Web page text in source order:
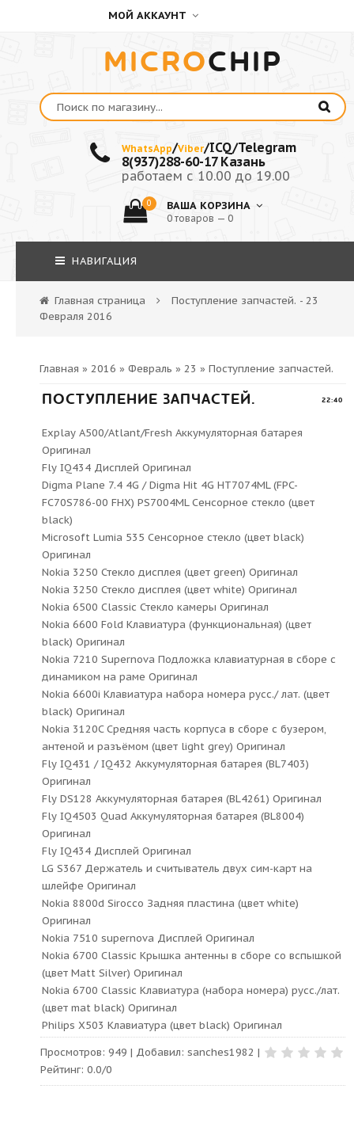
МОЙ АККАУНТ
MICROCHIP
WhatsApp/Viber/ICQ/Telegram
8(937)288-60-17 Казань
работаем с 10.00 до 19.00
0 ВАША КОРЗИНА
0 товаров — 0
НАВИГАЦИЯ
Главная страница
Поступление запчастей. - 23
Февраля 2016
Главная » 2016 » Февраль » 23 » Поступление запчастей.
22:40
ПОСТУПЛЕНИЕ ЗАПЧАСТЕЙ.
Explay A500/Atlant/Fresh Аккумуляторная батарея
Оригинал
Fly IQ434 Дисплей Оригинал
Digma Plane 7.4 4G / Digma Hit 4G HT7074ML (FPC-
FC70S786-00 FHX) PS7004ML Сенсорное стекло (цвет
black)
Microsoft Lumia 535 Сенсорное стекло (цвет black)
Оригинал
Nokia 3250 Стекло дисплея (цвет green) Оригинал
Nokia 3250 Стекло дисплея (цвет white) Оригинал
Nokia 6500 Classic Стекло камеры Оригинал
Nokia 6600 Fold Клавиатура (функциональная) (цвет
black) Оригинал
Nokia 7210 Supernova Подложка клавиатурная в сборе с
динамиком на раме Оригинал
Nokia 6600i Клавиатура набора номера русс./ лат. (цвет
black) Оригинал
Nokia 3120C Средняя часть корпуса в сборе с бузером,
антеной и разъёмом (цвет light grey) Оригинал
Fly IQ431 / IQ432 Аккумуляторная батарея (BL7403)
Оригинал
Fly DS128 Аккумуляторная батарея (BL4261) Оригинал
Fly IQ4503 Quad Аккумуляторная батарея (BL8004)
Оригинал
Fly IQ434 Дисплей Оригинал
LG S367 Держатель и считыватель двух сим-карт на
шлейфе Оригинал
Nokia 8800d Sirocco Задняя пластина (цвет white)
Оригинал
Nokia 7510 supernova Дисплей Оригинал
Nokia 6700 Classic Крышка антенны в сборе со вспышкой
(цвет Matt Silver) Оригинал
Nokia 6700 Classic Клавиатура (набора номера) русс./лат.
(цвет mat black) Оригинал
Philips X503 Клавиатура (цвет black) Оригинал
Просмотров: 949 | Добавил: sanches1982 |
Рейтинг: 0.0/0